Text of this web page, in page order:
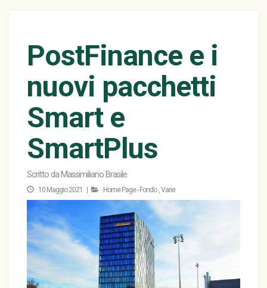
PostFinance e i
nuovi pacchetti
Smart e
SmartPlus
Scritto da Massimiliano Brasile
10 Maggio 2021 | Home Page - Fondo ,Varie